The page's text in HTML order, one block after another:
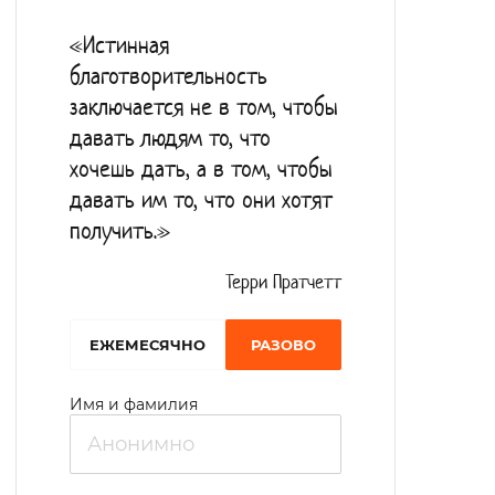
проживающих в интернате – кабинет
врача, процедурная,
физиотерапевтический, массажный и
стоматологический кабинеты. Работают
прачечная и баня. Фонд библиотеки
интерната насчитывает 5200 книг, есть
также доступ в интернет. В зале
художественной литературы, ведутся
различные беседы с проживающими,
обсуждаются новости дня. Досуговые
мероприятия разнообразны: занятия в
«Истинная
благотворительность
заключается не в том, чтобы
давать людям то, что
хочешь дать, а в том, чтобы
давать им то, что они хотят
получить.»
Терри Пратчетт
EЖЕМЕСЯЧНО РАЗОВО
Имя и фамилия